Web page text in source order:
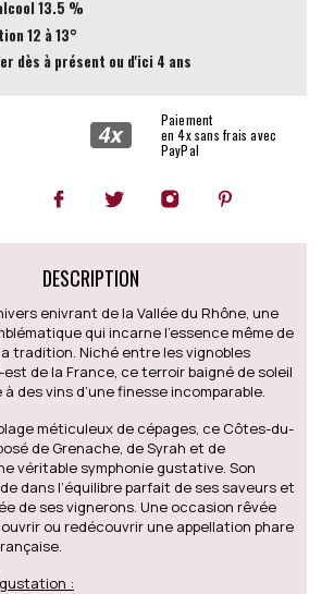
13.5 %
12 à 13°
dès à présent ou d'ici 4 ans
Paiement
en 4x sans frais avec
PayPal
DESCRIPTION
enivrant de la Vallée du Rhône, une
qui incarne l’essence même de
tradition. Niché entre les vignobles
de la France, ce terroir baigné de soleil
des vins d’une finesse incomparable.
méticuleux de cépages, ce Côtes-du-
de Grenache, de Syrah et de
véritable symphonie gustative. Son
dans l’équilibre parfait de ses saveurs et
de ses vignerons. Une occasion rêvée
ou redécouvrir une appellation phare
: